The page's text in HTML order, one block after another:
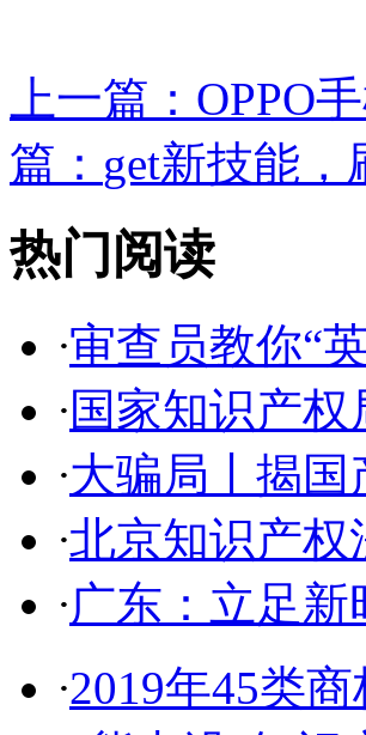
上一篇： OPPO
篇： get新技能
热门阅读
·审查员教你“
·国家知识产权
·大骗局丨揭国
·北京知识产权
·广东：立足
·2019年45类